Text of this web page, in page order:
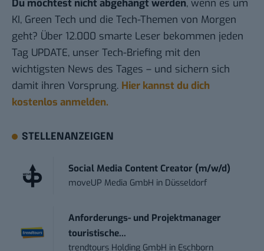
Du möchtest nicht abgehängt werden, wenn es um
KI, Green Tech und die Tech-Themen von Morgen
geht? Über 12.000 smarte Leser bekommen jeden
Tag UPDATE, unser Tech-Briefing mit den
wichtigsten News des Tages – und sichern sich
damit ihren Vorsprung. Hier kannst du dich
kostenlos anmelden.
STELLENANZEIGEN
Social Media Content Creator (m/w/d)
moveUP Media GmbH in Düsseldorf
Anforderungs- und Projektmanager
touristische...
trendtours Holding GmbH in Eschborn